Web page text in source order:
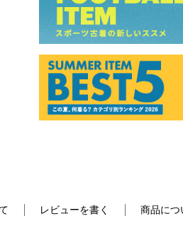
レビューを書く 商品につ